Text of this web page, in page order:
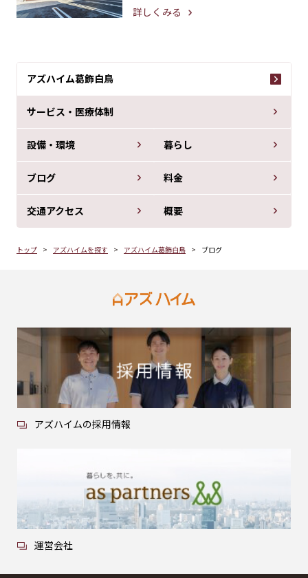
アズハイム葛飾白鳥
サービス・医療体制
設備・環境 暮らし
ブログ 料金
交通アクセス 概要
トップ アズハイムを探す アズハイム葛飾白鳥 ブログ
詳しくみる
アズハイムの採用情報
運営会社